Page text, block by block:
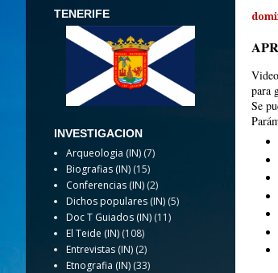
para
Se
TENERIFE
INVESTIGACION
Arqueologia (IN) (7)
Biografias (IN) (15)
Conferencias (IN) (2)
Dichos populares (IN) (5)
Doc T Guiados (IN) (11)
El Teide (IN) (108)
Entrevistas (IN) (2)
Etnografia (IN) (33)